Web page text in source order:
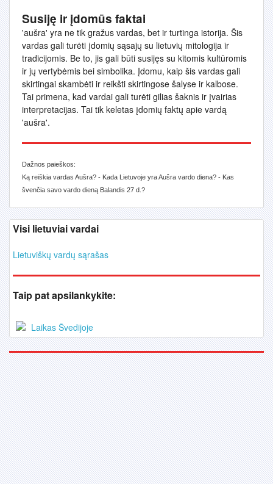
Susiję ir įdomūs faktai
'aušra' yra ne tik gražus vardas, bet ir turtinga istorija. Šis
vardas gali turėti įdomių sąsajų su lietuvių mitologija ir
tradicijomis. Be to, jis gali būti susijęs su kitomis kultūromis
ir jų vertybėmis bei simbolika. Įdomu, kaip šis vardas gali
skirtingai skambėti ir reikšti skirtingose šalyse ir kalbose.
Tai primena, kad vardai gali turėti gilias šaknis ir įvairias
interpretacijas. Tai tik keletas įdomių faktų apie vardą
'aušra'.
Dažnos paieškos:
Ką reiškia vardas Aušra? - Kada Lietuvoje yra Aušra vardo diena? - Kas
švenčia savo vardo dieną Balandis 27 d.?
Visi lietuviai vardai
Lietuviškų vardų sąrašas
Taip pat apsilankykite:
Laikas Švedijoje